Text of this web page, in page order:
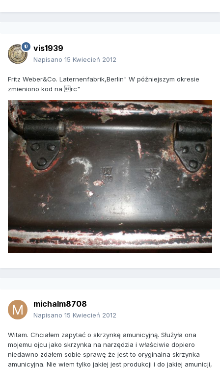
vis1939
Napisano 15 Kwiecień 2012
Fritz Weber&Co. Laternenfabrik,Berlin" W późniejszym okresie
zmieniono kod na rc"
michalm8708
Napisano 15 Kwiecień 2012
Witam. Chciałem zapytać o skrzynkę amunicyjną. Służyła ona
mojemu ojcu jako skrzynka na narzędzia i właściwie dopiero
niedawno zdałem sobie sprawę że jest to oryginalna skrzynka
amunicyjna. Nie wiem tylko jakiej jest produkcji i do jakiej amunicji,